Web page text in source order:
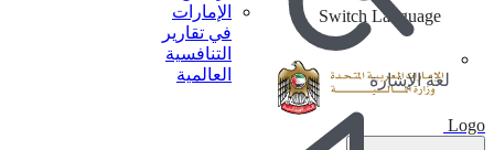
الإمارات
في تقارير
التنافسية
العالمية
لغة الإشارة
Switch Language
Logo